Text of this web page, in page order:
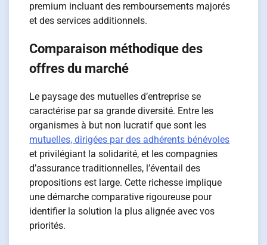
premium incluant des remboursements majorés
et des services additionnels.
Comparaison méthodique des
offres du marché
Le paysage des mutuelles d’entreprise se
caractérise par sa grande diversité. Entre les
organismes à but non lucratif que sont les
mutuelles, dirigées par des adhérents bénévoles
et privilégiant la solidarité, et les compagnies
d’assurance traditionnelles, l’éventail des
propositions est large. Cette richesse implique
une démarche comparative rigoureuse pour
identifier la solution la plus alignée avec vos
priorités.